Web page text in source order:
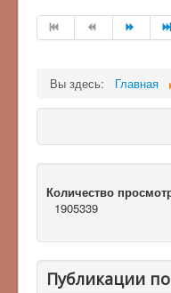
Вы здесь: Главная
Количество
1905339
Публикации